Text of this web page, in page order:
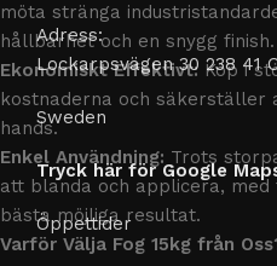
möta stränga
hållbarhet och en snygg finish.
Ekonomiskt Effektivt: Köp i
kostnaderna och
hands.
Enkel Användning: Trots
att blanda och applicera,
bästa möjliga resultat.
Varför Välja Fog 15kg från
Adress:
Lockarpsvägen 30 238 41
Sweden
Tryck här för Google
Öppettider